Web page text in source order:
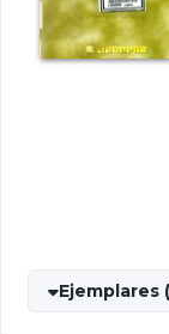
Ejemplares